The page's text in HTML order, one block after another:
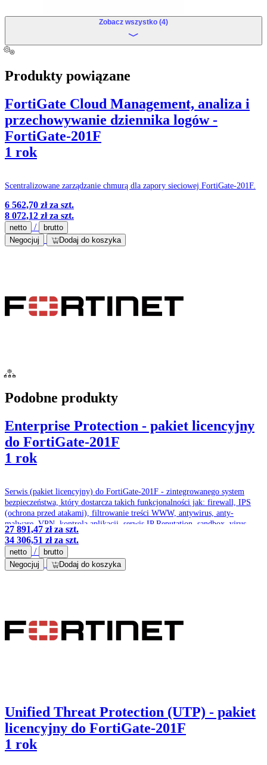
Zobacz wszystko (4)
Produkty powiązane
FortiGate Cloud Management, analiza i
przechowywanie dziennika logów -
FortiGate-201F
1 rok
Scentralizowane zarządzanie chmurą dla zapory sieciowej FortiGate-201F.
6 562,70 złza szt.
8 072,12 złza szt.
netto /
brutto
Negocjuj
Dodaj do koszyka
Podobne produkty
Enterprise Protection - pakiet licencyjny
do FortiGate-201F
1 rok
Serwis (pakiet licencyjny) do FortiGate-201F - zintegrowanego system
bezpieczeństwa, który dostarcza takich funkcjonalności jak: firewall, IPS
(ochrona przed atakami), filtrowanie treści WWW, antywirus, anty-
malware, VPN, kontrola aplikacji, serwis IP Reputation, sandbox, virus
outbrake protection service, optymalizacja pasma czy ochrona przed
spamem.
27 891,47 złza szt.
34 306,51 złza szt.
netto /
brutto
Negocjuj
Dodaj do koszyka
Unified Threat Protection (UTP) - pakiet
licencyjny do FortiGate-201F
1 rok